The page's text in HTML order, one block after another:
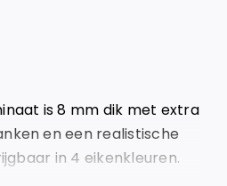
is 8 mm dik met extra
en een realistische
in 4 eikenkleuren.